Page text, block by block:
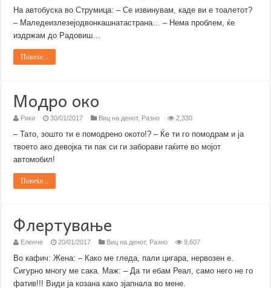
На автобуска во Струмица: – Се извинувам, каде ви е тоалетот?
– Маледеизлезејодвонкашнатастрана… – Нема проблем, ќе
издржам до Радовиш…
Повеќе...
Модро око
Рики 30/01/2017 Виц на денот, Разно 2,330
– Тато, зошто ти е помодрено окото!? – Ќе ти го помодрам и ја
твоето ако девојка ти пак си ги заборави гаќите во мојот
автомобил!
Повеќе...
Флертување
Еленче 20/01/2017 Виц на денот, Разно 9,607
Во кафич: Жена: – Како ме гледа, пали цигара, нервозен е.
Сигурно многу ме сака. Маж: – Да ти ебам Реал, само него не го
фатив!!! Види ја козана како зјапнала во мене.